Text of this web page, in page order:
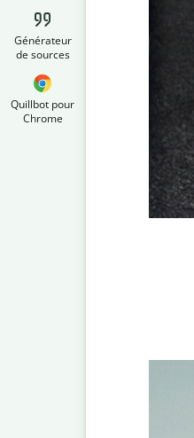
Générateur
de sources
Quillbot pour
Chrome